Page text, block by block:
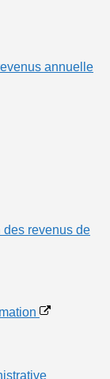
annuelle
des revenus de